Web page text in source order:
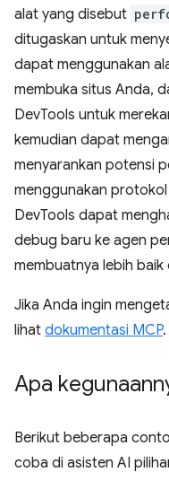
alat yang disebut
ditugaskan untuk
dapat menggunakan
membuka situs Anda,
DevTools untuk
kemudian dapat
menyarankan potensi
menggunakan
DevTools dapat
debug baru ke agen
membuatnya lebih
Jika Anda ingin
lihat dokumentasi MCP.
Apa
Berikut beberapa
coba di asisten AI